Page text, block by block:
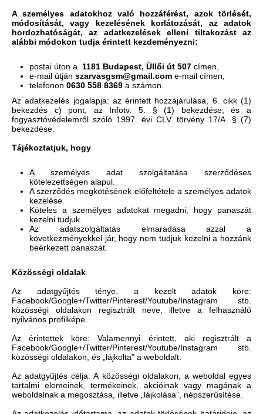
A személyes adatokhoz való hozzáférést, azok törlését,
módosítását, vagy kezelésének korlátozását, az adatok
hordozhatóságát, az adatkezelések elleni tiltakozást az
alábbi módokon tudja érintett kezdeményezni:
postai úton a 1181 Budapest, Üllői út 507 címen,
e-mail útján szarvasgsm@gmail.com e-mail címen,
telefonon 0630 558 8369 a számon.
Az adatkezelés jogalapja: az érintett hozzájárulása, 6. cikk (1)
bekezdés c) pont, az Infotv. 5. § (1) bekezdése, és a
fogyasztóvédelemről szóló 1997. évi CLV. törvény 17/A. § (7)
bekezdése.
Tájékoztatjuk, hogy
A személyes adat szolgáltatása szerződéses
kötelezettségen alapul.
A szerződés megkötésének előfeltétele a személyes adatok
kezelése.
Köteles a személyes adatokat megadni, hogy panaszát
kezelni tudjuk.
Az adatszolgáltatás elmaradása azzal a
következményekkel jár, hogy nem tudjuk kezelni a hozzánk
beérkezett panaszát.
Közösségi oldalak
Az adatgyűjtés ténye, a kezelt adatok köre:
Facebook/Google+/Twitter/Pinterest/Youtube/Instagram stb.
közösségi oldalakon regisztrált neve, illetve a felhasználó
nyilvános profilképe.
Az érintettek köre: Valamennyi érintett, aki regisztrált a
Facebook/Google+/Twitter/Pinterest/Youtube/Instagram stb.
közösségi oldalakon, és „lájkolta” a weboldalt.
Az adatgyűjtés célja: A közösségi oldalakon, a weboldal egyes
tartalmi elemeinek, termékeinek, akcióinak vagy magának a
weboldalnak a megosztása, illetve „lájkolása”, népszerűsítése.